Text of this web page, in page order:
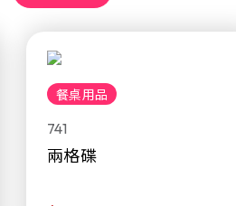
餐桌用品
741
兩格碟